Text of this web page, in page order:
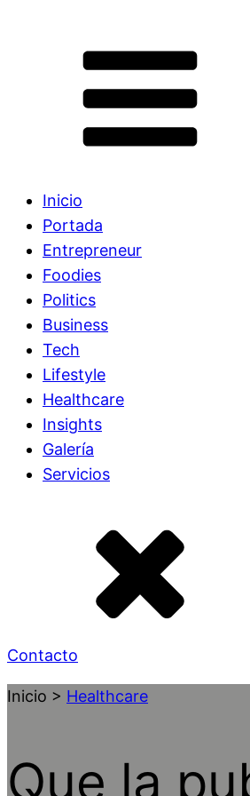
Inicio
Portada
Entrepreneur
Foodies
Politics
Business
Tech
Lifestyle
Healthcare
Insights
Galería
Servicios
Contacto
Inicio > Healthcare
Que la